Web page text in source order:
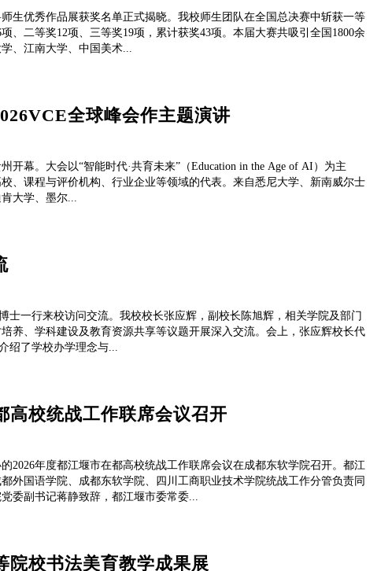
生优秀作品展获奖名单正式揭晓。我校师生团队在全国总决赛中斩获一等
、二等奖12项、三等奖19项，累计获奖43项。本届大赛共吸引全国1800余
、江南大学、中国美术...
全球峰会作主题演讲
开幕。大会以“智能时代·共育未来”（Education in the Age of AI）为主
、课程与评价机构、行业企业等领域的代表。来自悉尼大学、新南威尔士
大学、墨尔...
士一行来校访问交流。我校校长张应辉，副校长陈旭辉，相关学院及部门
养、学科建设及教育资源共享等议题开展深入交流。会上，张应辉校长代
绍了学校办学理念与...
高校统战工作联席会议召开
2026年度都江堰市在都高校统战工作联席会议在成都东软学院召开。都江
外国语学院、成都东软学院、四川工商职业技术学院统战工作分管负责同
委副书记蒋静致辞，都江堰市委常委...
院校书法美育教学成果展